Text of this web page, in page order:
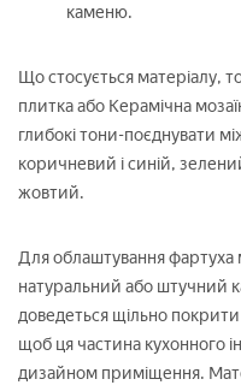
каменю.
Що стосується матеріалу,
плитка або Керамічна
глибокі тони-поєднувати
коричневий і синій,
жовтий.
Для облаштування
натуральний або штучний
доведеться щільно
щоб ця частина кухонного
дизайном приміщення.